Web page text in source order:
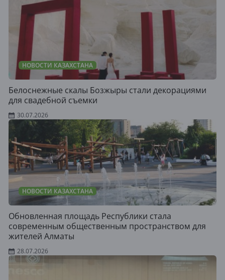
НОВОСТИ КАЗАХСТАНА
Белоснежные скалы Бозжыры стали декорациями
для свадебной съемки
30.07.2026
НОВОСТИ КАЗАХСТАНА
Обновленная площадь Республики стала
современным общественным пространством для
жителей Алматы
28.07.2026